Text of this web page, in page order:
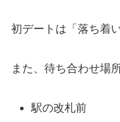
初デートは「落ち着
また、待ち合わせ場
駅の改札前